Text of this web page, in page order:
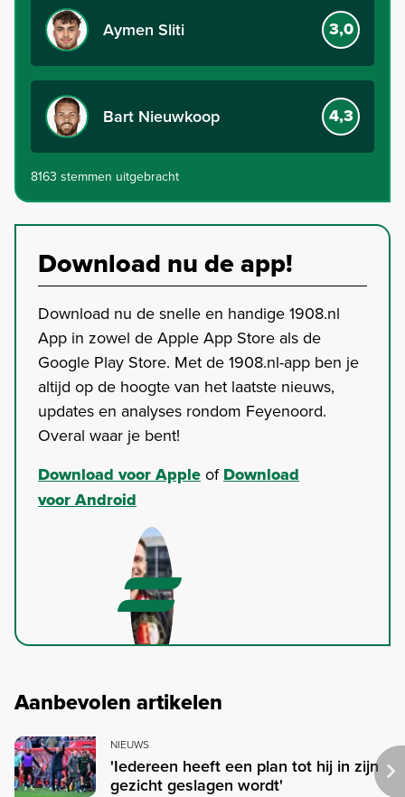
Aymen Sliti 3,0
Bart Nieuwkoop 4,3
8163 stemmen uitgebracht
Download nu de app!
Download nu de snelle en handige 1908.nl
App in zowel de Apple App Store als de
Google Play Store. Met de 1908.nl-app ben je
altijd op de hoogte van het laatste nieuws,
updates en analyses rondom Feyenoord.
Overal waar je bent!
Download voor Apple of Download
voor Android
Aanbevolen artikelen
NIEUWS
'Iedereen heeft een plan tot hij in zijn
gezicht geslagen wordt'